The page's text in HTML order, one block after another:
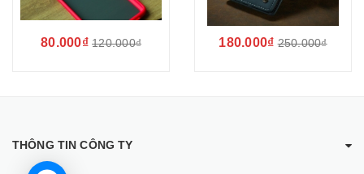
80.000₫ 120.000₫ 180.000₫ 250.000₫
THÔNG TIN CÔNG TY